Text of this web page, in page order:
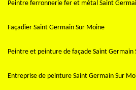
Peintre ferronnerie fer et métal Saint
Façadier Saint Germain Sur Moine
Peintre et peinture de façade Saint Germain
Entreprise de peinture Saint Germain Sur